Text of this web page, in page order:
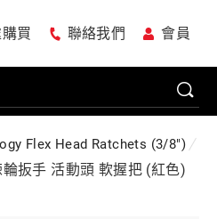
買 聯絡我們 會員
Flex Head Ratchets (3/8")
扳手 活動頭 軟握把 (紅色)